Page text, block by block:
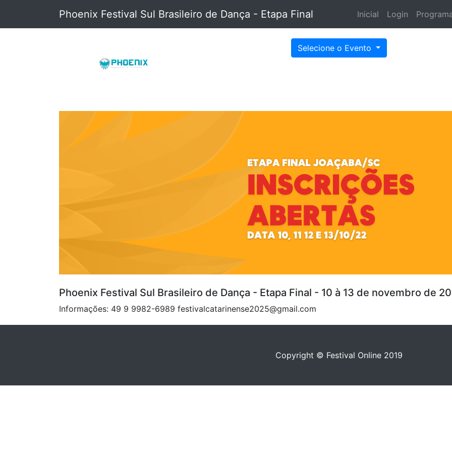
Phoenix Festival Sul Brasileiro de Dança - Etapa Final Inicial Login
Selecione o Evento
Phoenix Festival Sul Brasileiro de Dança - Etapa Final - 10 à 13 de novembro de
Informações: 49 9 9982-6989 festivalcatarinense2025@gmail.com
Copyright © Festival Online 2019